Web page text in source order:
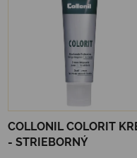
COLLONIL COLORIT
- STRIEBORNÝ